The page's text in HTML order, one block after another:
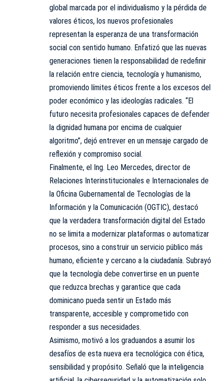
global marcada por el individualismo y la pérdida de
valores éticos, los nuevos profesionales
representan la esperanza de una transformación
social con sentido humano. Enfatizó que las nuevas
generaciones tienen la responsabilidad de redefinir
la relación entre ciencia, tecnología y humanismo,
promoviendo límites éticos frente a los excesos del
poder económico y las ideologías radicales. “El
futuro necesita profesionales capaces de defender
la dignidad humana por encima de cualquier
algoritmo”, dejó entrever en un mensaje cargado de
reflexión y compromiso social.
Finalmente, el Ing. Leo Mercedes, director de
Relaciones Interinstitucionales e Internacionales de
la Oficina Gubernamental de Tecnologías de la
Información y la Comunicación (OGTIC), destacó
que la verdadera transformación digital del Estado
no se limita a modernizar plataformas o automatizar
procesos, sino a construir un servicio público más
humano, eficiente y cercano a la ciudadanía. Subrayó
que la tecnología debe convertirse en un puente
que reduzca brechas y garantice que cada
dominicano pueda sentir un Estado más
transparente, accesible y comprometido con
responder a sus necesidades.
Asimismo, motivó a los graduandos a asumir los
desafíos de esta nueva era tecnológica con ética,
sensibilidad y propósito. Señaló que la inteligencia